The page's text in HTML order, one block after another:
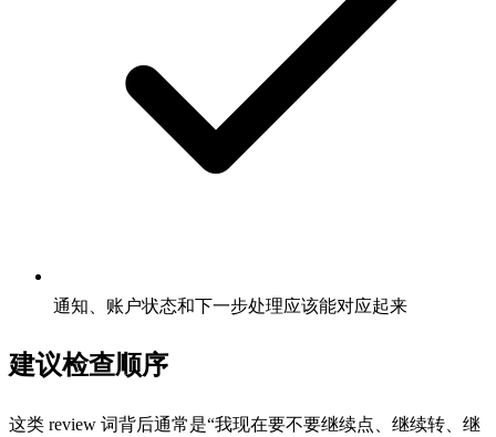
通知、账户状态和下一步处理应该能对应起来
建议检查顺序
这类 review 词背后通常是“我现在要不要继续点、继续转、继